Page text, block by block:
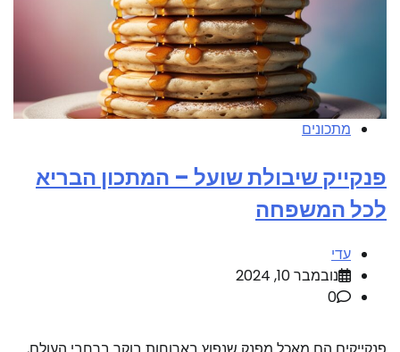
מתכונים
פנקייק שיבולת שועל – המתכון הבריא
לכל המשפחה
עדי
נובמבר 10, 2024
0